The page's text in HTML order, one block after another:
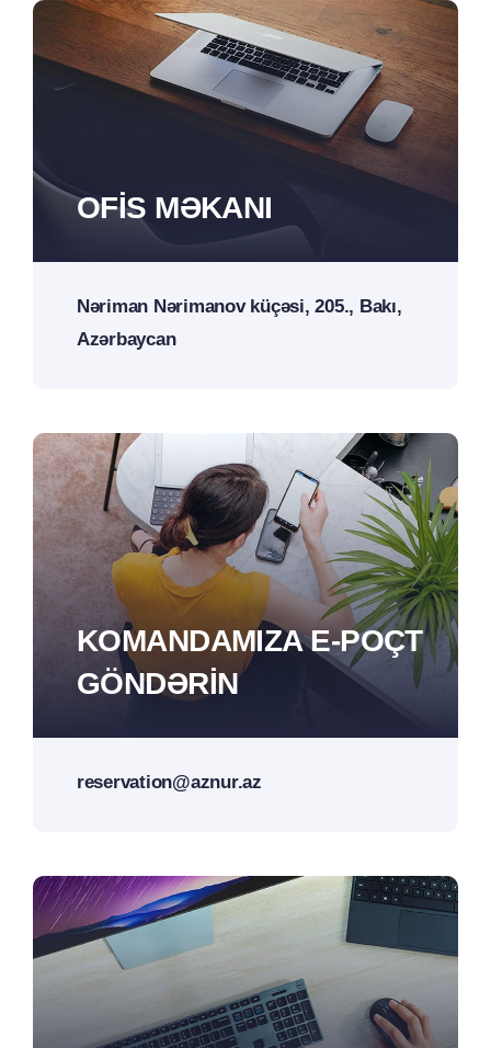
OFIS MƏKANI
Nəriman Nərimanov küçəsi, 205., Bakı,
Azərbaycan
KOMANDAMIZA E-POÇT
GÖNDƏRIN
reservation@aznur.az